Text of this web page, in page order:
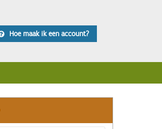
Hoe maak ik een account?